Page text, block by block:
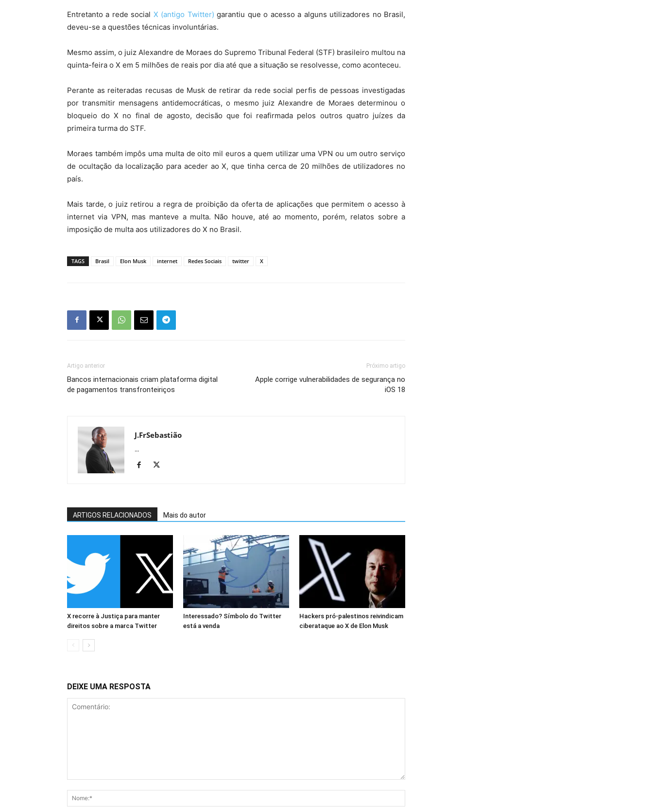
Entretanto a rede social X (antigo Twitter) garantiu que o acesso a alguns utilizadores no Brasil,
deveu-se a questões técnicas involuntárias.
Mesmo assim, o juiz Alexandre de Moraes do Supremo Tribunal Federal (STF) brasileiro multou na
quinta-feira o X em 5 milhões de reais por dia até que a situação se resolvesse, como aconteceu.
Perante as reiteradas recusas de Musk de retirar da rede social perfis de pessoas investigadas
por transmitir mensagens antidemocráticas, o mesmo juiz Alexandre de Moraes determinou o
bloqueio do X no final de agosto, decisão que foi reafirmada pelos outros quatro juízes da
primeira turma do STF.
Moraes também impôs uma multa de oito mil euros a quem utilizar uma VPN ou um outro serviço
de ocultação da localização para aceder ao X, que tinha cerca de 20 milhões de utilizadores no
país.
Mais tarde, o juiz retirou a regra de proibição da oferta de aplicações que permitem o acesso à
internet via VPN, mas manteve a multa. Não houve, até ao momento, porém, relatos sobre a
imposição de multa aos utilizadores do X no Brasil.
TAGS Brasil Elon Musk internet Redes Sociais twitter X
Artigo anterior
Bancos internacionais criam plataforma digital
de pagamentos transfronteiriços
Próximo artigo
Apple corrige vulnerabilidades de segurança no
iOS 18
J.FrSebastião
...
ARTIGOS RELACIONADOS Mais do autor
X recorre à Justiça para manter
direitos sobre a marca Twitter
Interessado? Símbolo do Twitter
está a venda
Hackers pró-palestinos reivindicam
ciberataque ao X de Elon Musk
DEIXE UMA RESPOSTA